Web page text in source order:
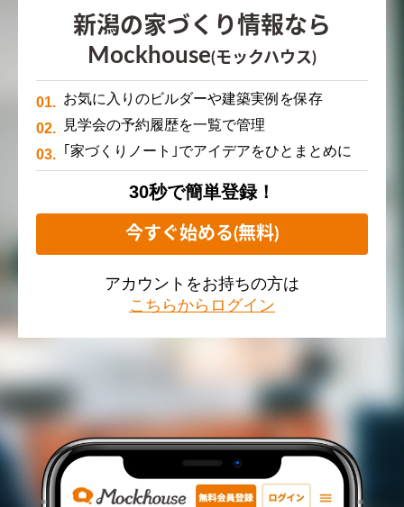
新潟の家づくり情報なら
Mockhouse(モックハウス)
お気に入りのビルダーや建築実例を保存
見学会の予約履歴を一覧で管理
｢家づくりノート｣でアイデアをひとまとめに
30秒で簡単登録！
今すぐ始める(無料)
アカウントをお持ちの方は
こちらからログイン